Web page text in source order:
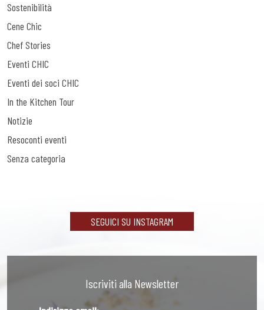
Sostenibilità
Cene Chic
Chef Stories
Eventi CHIC
Eventi dei soci CHIC
In the Kitchen Tour
Notizie
Resoconti eventi
Senza categoria
SEGUICI SU INSTAGRAM
Iscriviti alla Newsletter